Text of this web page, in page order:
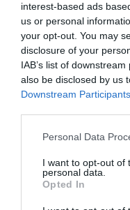
interest-based ads
us or personal
your opt-out. You may
disclosure of your
IAB’s list of
also be disclosed by us
Downstream Participants
Please note that this
not limited to your visit
grant or deny consent
use your data for below
consent section.
Personal Data
I want to opt-out of
personal data.
Opted In
Οι συλληφθέντες